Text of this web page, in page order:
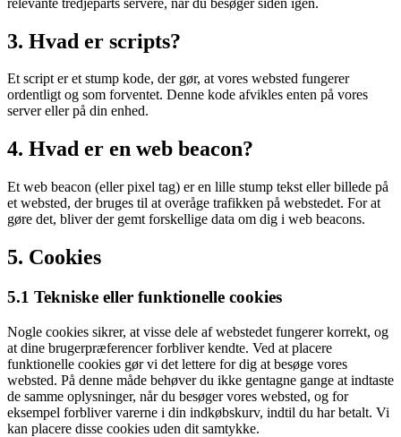
3. Hvad er scripts?
Et script er et stump kode, der gør, at vores websted fungerer
ordentligt og som forventet. Denne kode afvikles enten på vores
server eller på din enhed.
4. Hvad er en web beacon?
Et web beacon (eller pixel tag) er en lille stump tekst eller billede på
et websted, der bruges til at overåge trafikken på webstedet. For at
gøre det, bliver der gemt forskellige data om dig i web beacons.
5. Cookies
5.1 Tekniske eller funktionelle cookies
Nogle cookies sikrer, at visse dele af webstedet fungerer korrekt, og
at dine brugerpræferencer forbliver kendte. Ved at placere
funktionelle cookies gør vi det lettere for dig at besøge vores
websted. På denne måde behøver du ikke gentagne gange at indtaste
de samme oplysninger, når du besøger vores websted, og for
eksempel forbliver varerne i din indkøbskurv, indtil du har betalt. Vi
kan placere disse cookies uden dit samtykke.